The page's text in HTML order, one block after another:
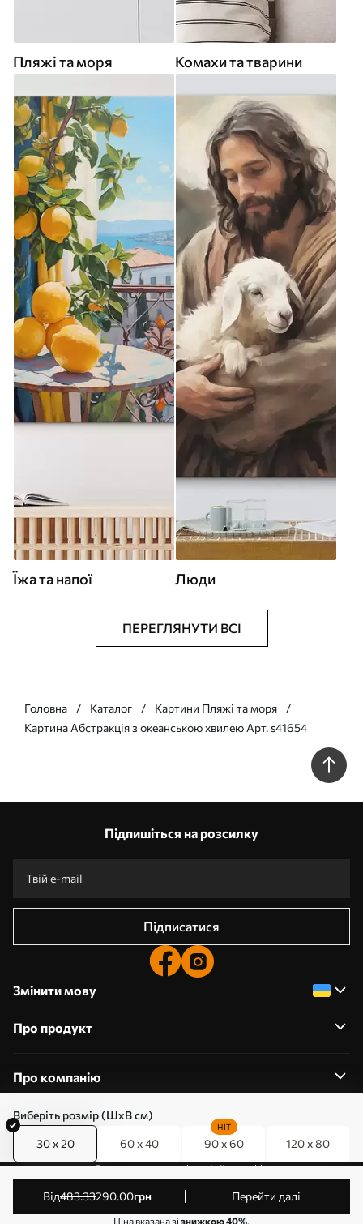
Виберіть розмір (ШхВ см)
30 x 20 60 x 40 90 x 60
HIT
120 x 80
від483.33290.00грн Перейти далі
Ціна вказана зізнижкою 40%.
Пляжі та моря Комахи та тварини
Їжа та напої Люди
ПЕРЕГЛЯНУТИ ВСІ
Головна Каталог
Картини Пляжі та моря
Картина Абстракція з океанською хвилею Арт. s41654
Підпишіться на розсилку
Підписатися
Змінити мову
Про продукт
Про компанію
0800357223
Редагування дозволів на файли cookie
© 2011-2026 Art-holst. Усі права захищені. Власник:
ТОВ “КЛЄВЄР”. Код ЄДРПОУ: 31780602.